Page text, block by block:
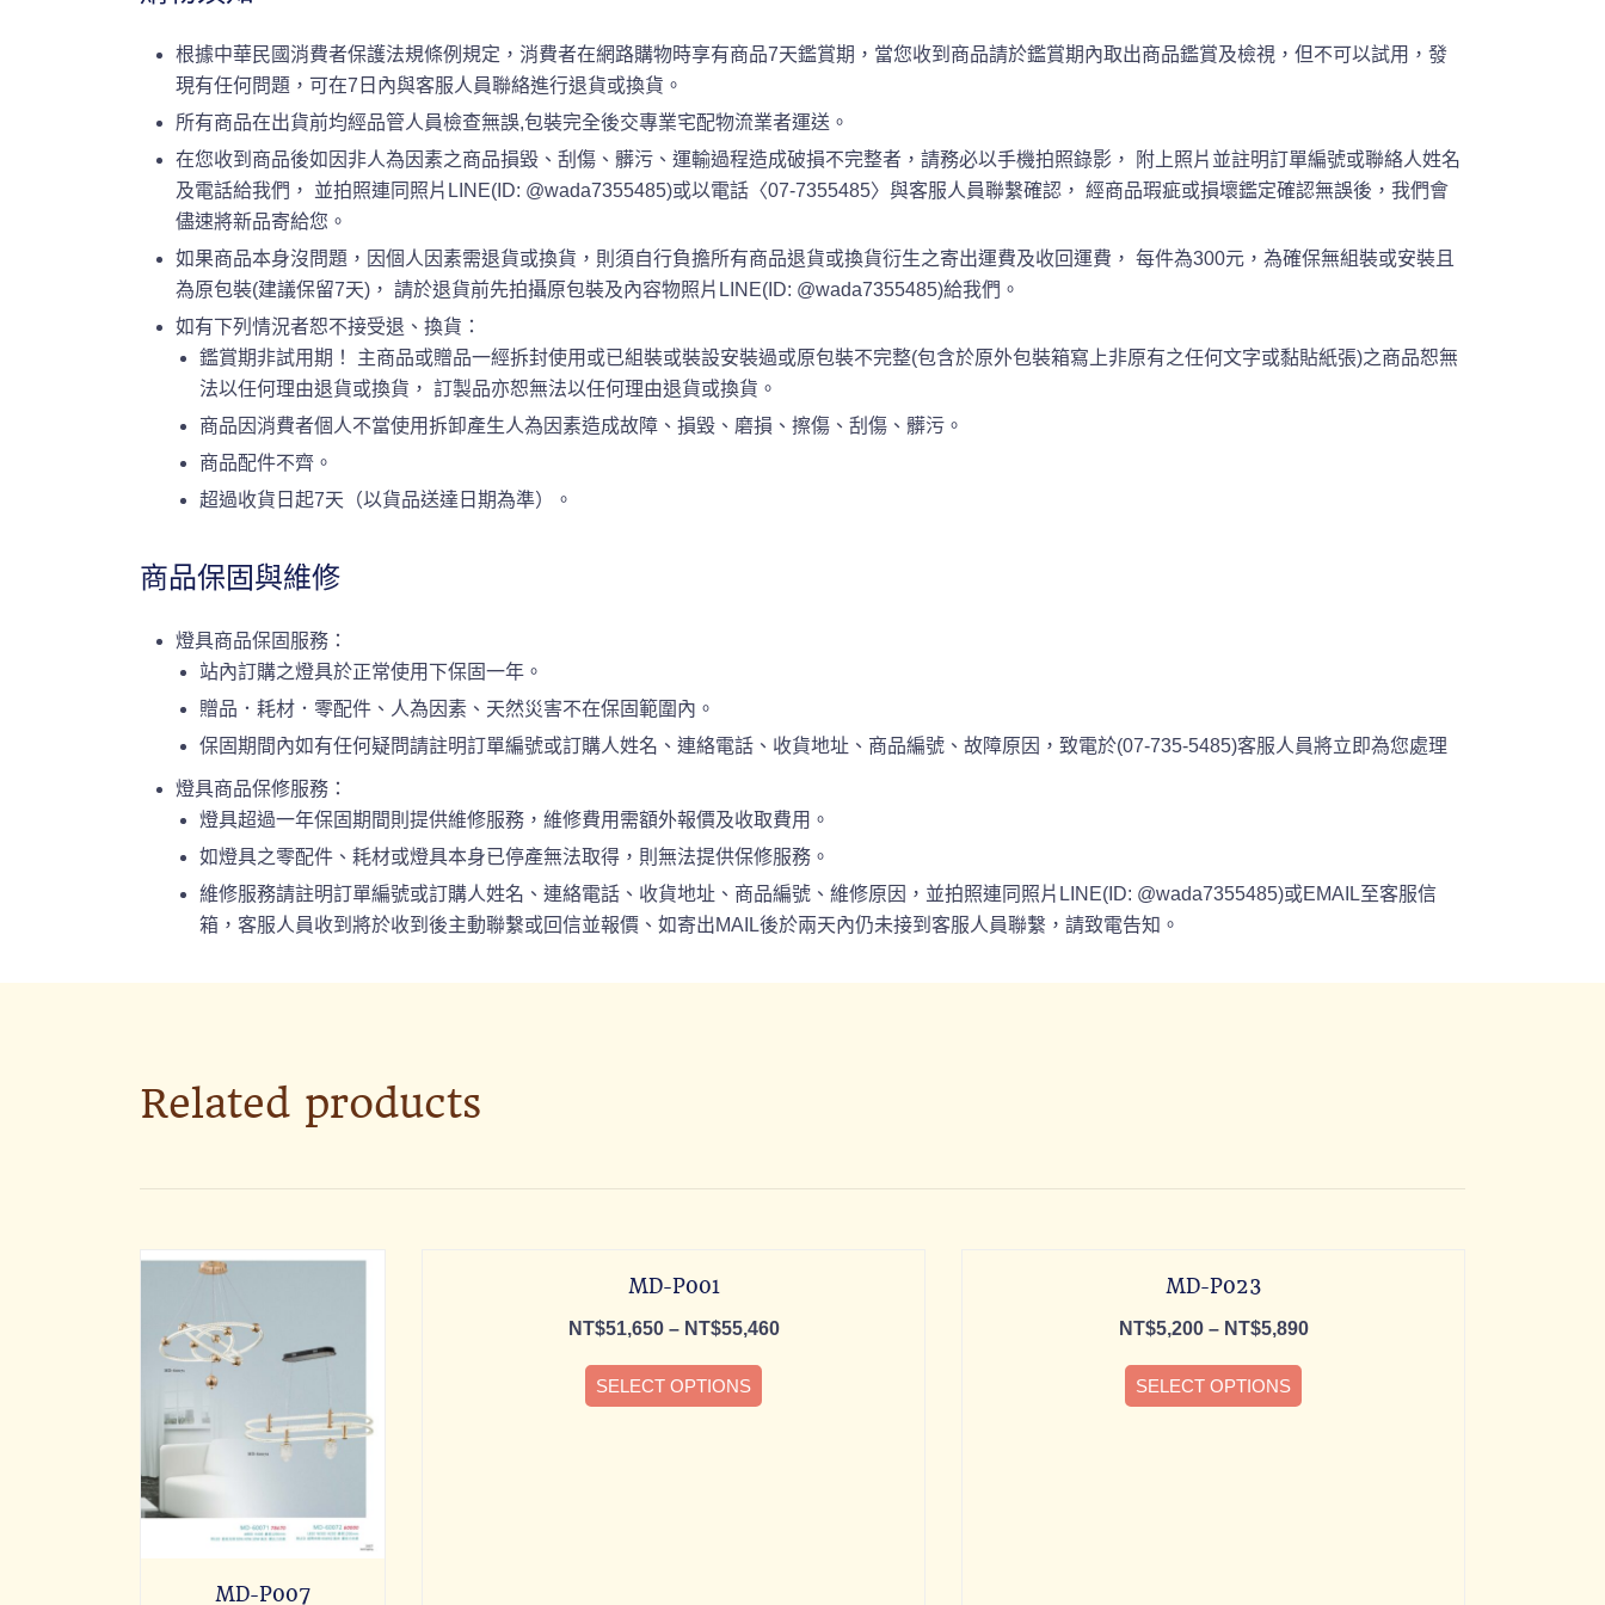
根據中華民國消費者保護法規條例規定，消費者在網路購物時享有商品7天鑑賞期，當您收到商品請於鑑賞期內取出商品鑑賞及檢視，但不可以試用，發
現有任何問題，可在7日內與客服人員聯絡進行退貨或換貨。
所有商品在出貨前均經品管人員檢查無誤,包裝完全後交專業宅配物流業者運送。
在您收到商品後如因非人為因素之商品損毀、刮傷、髒污、運輸過程造成破損不完整者，請務必以手機拍照錄影， 附上照片並註明訂單編號或聯絡人姓名
及電話給我們， 並拍照連同照片LINE(ID: @wada7355485)或以電話〈07-7355485〉與客服人員聯繫確認， 經商品瑕疵或損壞鑑定確認無誤後，我們會
儘速將新品寄給您。
如果商品本身沒問題，因個人因素需退貨或換貨，則須自行負擔所有商品退貨或換貨衍生之寄出運費及收回運費， 每件為300元，為確保無組裝或安裝且
為原包裝(建議保留7天)， 請於退貨前先拍攝原包裝及內容物照片LINE(ID: @wada7355485)給我們。
如有下列情況者恕不接受退、換貨：
鑑賞期非試用期！ 主商品或贈品一經拆封使用或已組裝或裝設安裝過或原包裝不完整(包含於原外包裝箱寫上非原有之任何文字或黏貼紙張)之商品恕無
法以任何理由退貨或換貨， 訂製品亦恕無法以任何理由退貨或換貨。
商品因消費者個人不當使用拆卸產生人為因素造成故障、損毀、磨損、擦傷、刮傷、髒污。
商品配件不齊。
超過收貨日起7天（以貨品送達日期為準）。
商品保固與維修
燈具商品保固服務：
站內訂購之燈具於正常使用下保固一年。
贈品．耗材．零配件、人為因素、天然災害不在保固範圍內。
保固期間內如有任何疑問請註明訂單編號或訂購人姓名、連絡電話、收貨地址、商品編號、故障原因，致電於(07-735-5485)客服人員將立即為您處理
燈具商品保修服務：
燈具超過一年保固期間則提供維修服務，維修費用需額外報價及收取費用。
如燈具之零配件、耗材或燈具本身已停產無法取得，則無法提供保修服務。
維修服務請註明訂單編號或訂購人姓名、連絡電話、收貨地址、商品編號、維修原因，並拍照連同照片LINE(ID: @wada7355485)或EMAIL至客服信
箱，客服人員收到將於收到後主動聯繫或回信並報價、如寄出MAIL後於兩天內仍未接到客服人員聯繫，請致電告知。
Related products
MD-P007
MD-P001
NT$51,650– NT$55,460
SELECT OPTIONS
MD-P023
NT$5,200– NT$5,890
SELECT OPTIONS